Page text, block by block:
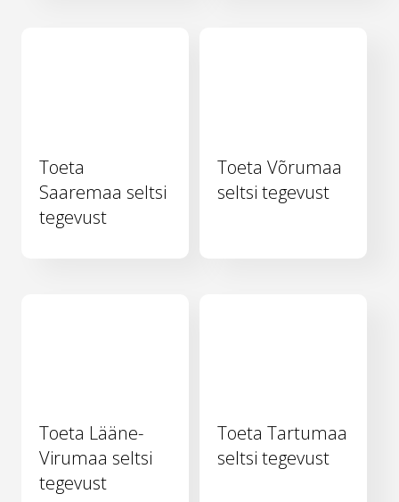
Toeta
Saaremaa seltsi
tegevust
Toeta Võrumaa
seltsi tegevust
Toeta Lääne-
Virumaa seltsi
tegevust
Toeta Tartumaa
seltsi tegevust